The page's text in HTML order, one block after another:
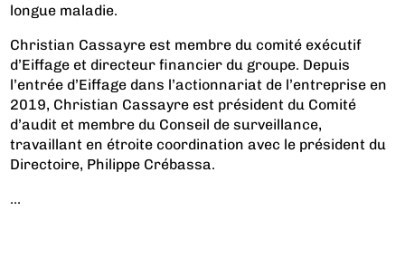
longue maladie.
Christian Cassayre est membre du comité exécutif
d’Eiffage et directeur financier du groupe. Depuis
l’entrée d’Eiffage dans l’actionnariat de l’entreprise en
2019, Christian Cassayre est président du Comité
d’audit et membre du Conseil de surveillance,
travaillant en étroite coordination avec le président du
Directoire, Philippe Crébassa.
...